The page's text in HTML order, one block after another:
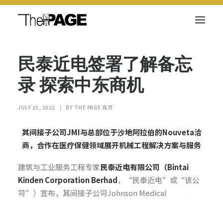
关于我们
新闻内容
电子杂志
Search
民泰近电签署了解备忘
录 探索中东商机
JULY 25, 2022 | BY THE PAGE 商页
其间接子公司JMI与总部位于沙地阿拉伯的Nouveta洽
商， 合作在医疗保健领域展开机械工程解决方案与服务
建筑与工业服务工程专家民泰近电有限公司（Bintai
Kinden Corporation Berhad，“民泰近电”或“该公
司”）宣布，其间接子公司Johnson Medical